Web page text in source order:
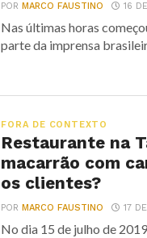
PORMARCO FAUSTINO 16
Nas últimas horas
parte da imprensa
FORA DE CONTEXTO
Restaurante na
macarrão com
os clientes?
PORMARCO FAUSTINO 17
No dia 15 de julho de